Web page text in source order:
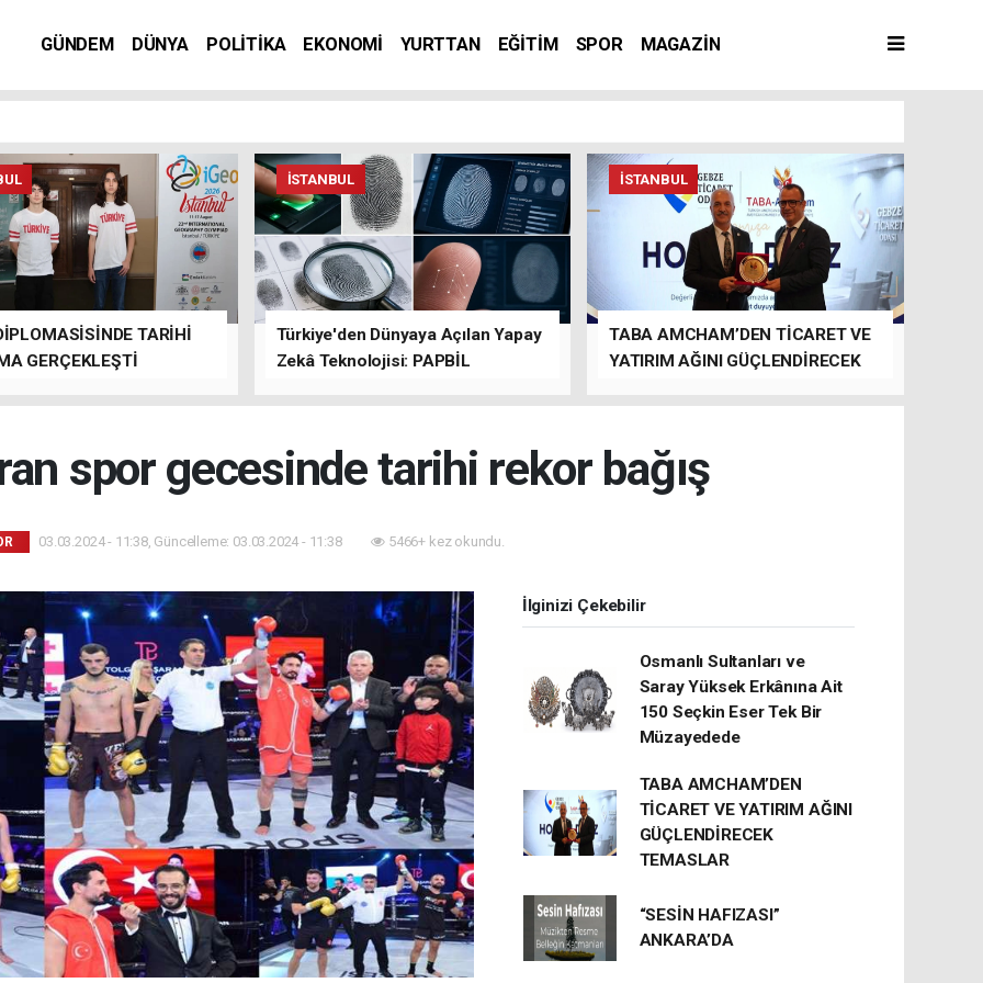
GÜNDEM DÜNYA POLİTİKA EKONOMİ YURTTAN EĞİTİM SPOR MAGAZİN
TARİHİ
GERÇEKLEŞTİ
İSTANBUL
Türkiye'den Dünyaya Açılan Yapay
Zekâ Teknolojisi: PAPBİL
İSTANBUL
TABA AMCHAM’DEN TİCARET VE
YATIRIM AĞINI GÜÇLENDİRECEK
spor gecesinde tarihi rekor bağış
03.03.2024 - 11:38, Güncelleme: 03.03.2024 - 11:38 5466+ kez okundu.
İlginizi Çekebilir
Osmanlı Sultanları ve
Saray Yüksek Erkânına Ait
150 Seçkin Eser Tek Bir
Müzayedede
TABA AMCHAM’DEN
TİCARET VE YATIRIM AĞINI
GÜÇLENDİRECEK
TEMASLAR
“SESİN HAFIZASI”
ANKARA’DA